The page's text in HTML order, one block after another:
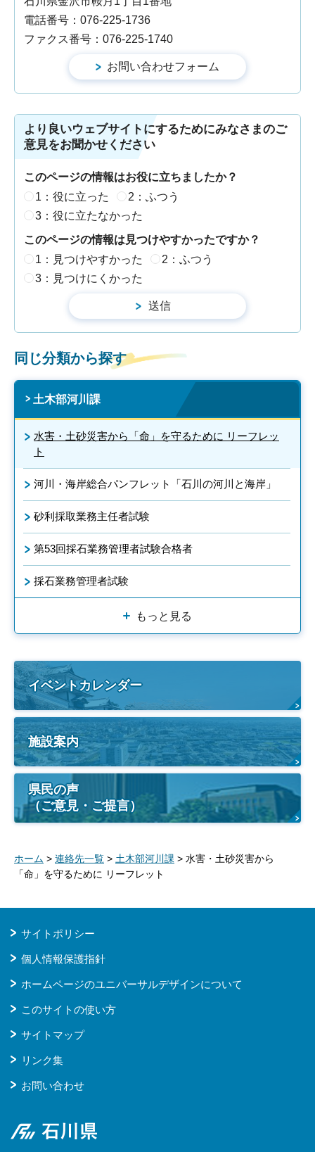
電話番号：076-225-1736
ファクス番号：076-225-1740
より良いウェブサイトにするためにみなさまのご
意見をお聞かせください
このページの情報はお役に立ちましたか？
1：役に立った
2：ふつう
3：役に立たなかった
このページの情報は見つけやすかったですか？
1：見つけやすかった
2：ふつう
3：見つけにくかった
同じ分類から探す
土木部河川課
水害・土砂災害から「命」を守るために リーフレッ
ト
河川・海岸総合パンフレット「石川の河川と海岸」
砂利採取業務主任者試験
第53回採石業務管理者試験合格者
採石業務管理者試験
もっと見る
イベントカレンダー
施設案内
県民の声
（ご意見・ご提言）
ホーム > 連絡先一覧 > 土木部河川課 > 水害・土砂災害から
「命」を守るために リーフレット
サイトポリシー
個人情報保護指針
ホームページのユニバーサルデザインについて
このサイトの使い方
サイトマップ
リンク集
お問い合わせ
石川県